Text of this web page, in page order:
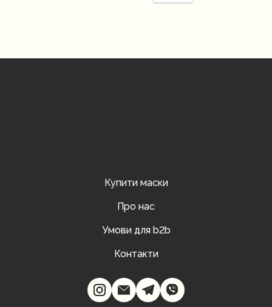
Купити маски
Про нас
Умови для b2b
Контакти